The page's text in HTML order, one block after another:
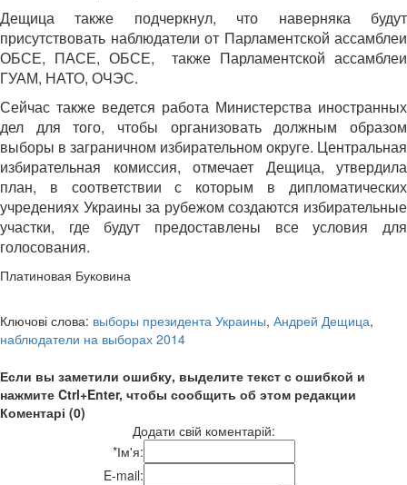
Дещица также подчеркнул, что наверняка будут
присутствовать наблюдатели от Парламентской ассамблеи
ОБСЕ, ПАСЕ, ОБСЕ, также Парламентской ассамблеи
ГУАМ, НАТО, ОЧЭС.
Сейчас также ведется работа Министерства иностранных
дел для того, чтобы организовать должным образом
выборы в заграничном избирательном округе. Центральная
избирательная комиссия, отмечает Дещица, утвердила
план, в соответствии с которым в дипломатических
учредениях Украины за рубежом создаются избирательные
участки, где будут предоставлены все условия для
голосования.
Платиновая Буковина
Ключові слова: выборы президента Украины, Андрей Дещица,
наблюдатели на выборах 2014
Если вы заметили ошибку, выделите текст с ошибкой и
нажмите Ctrl+Enter, чтобы сообщить об этом редакции
Коментарі (0)
Додати свій коментарій:
*Ім'я:
E-mail: